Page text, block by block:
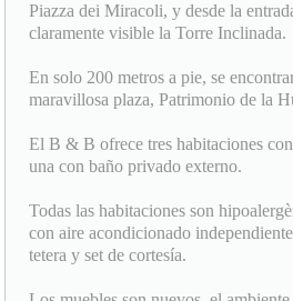
Piazza dei Miracoli, y desde la
claramente visible la Torre Inclinada.
En solo 200 metros a pie, se
maravillosa plaza, Patrimonio de la
El B & B ofrece tres habitaciones
una con baño privado externo.
Todas las habitaciones son
con aire acondicionado
tetera y set de cortesía.